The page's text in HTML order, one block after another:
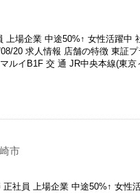
上場企業 中途50%↑ 女性活躍中
20 求人情報 店舗の特徴 東証プ
ルイB1F 交 通 JR中央本線(東京
市
社員 上場企業 中途50%↑ 女性